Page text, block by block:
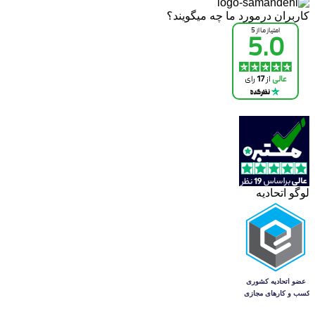
کاربران درمورد ما چه میگویند؟
لوگو اتحادیه